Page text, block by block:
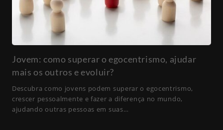
Jovem: como superar o egocentrismo, ajudar
mais os outros e evoluir?
Descubra como jovens podem superar o egocentrismo,
crescer pessoalmente e fazer a diferença no mundo,
ajudando outras pessoas em suas…